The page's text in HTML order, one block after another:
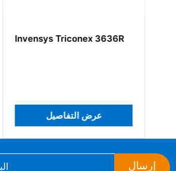
Invensys Triconex
عرض التفاصيل
إرسال